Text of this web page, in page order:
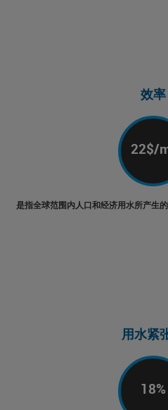
效率
22$/
是指全球范围内人口和经济用水所产生
用水紧
18%